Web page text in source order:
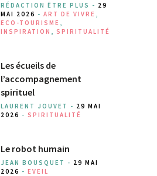
RÉDACTION ÊTRE PLUS - 29
MAI 2026 - ART DE VIVRE ,
ECO-TOURISME ,
INSPIRATION , SPIRITUALITÉ
Les écueils de
l’accompagnement
spirituel
LAURENT JOUVET - 29 MAI
2026 - SPIRITUALITÉ
Le robot humain
JEAN BOUSQUET - 29 MAI
2026 - EVEIL